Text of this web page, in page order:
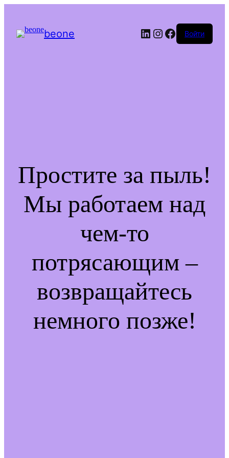
beone LinkedIn
Instagram
Facebook
Войти
Простите за пыль!
Мы работаем над
чем-то
потрясающим –
возвращайтесь
немного позже!